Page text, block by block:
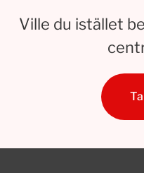
Ville du istället